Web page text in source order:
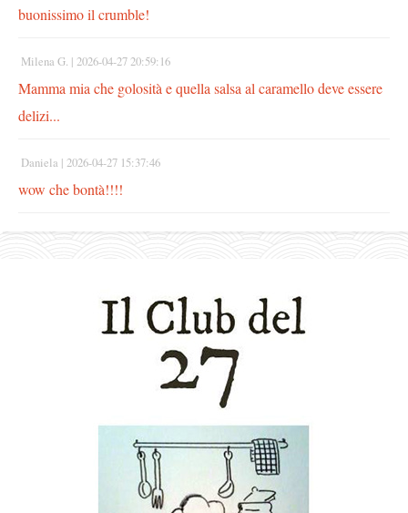
buonissimo il crumble!
Milena G. | 2026-04-27 20:59:16
Mamma mia che golosità e quella salsa al caramello deve essere
delizi...
Daniela | 2026-04-27 15:37:46
wow che bontà!!!!